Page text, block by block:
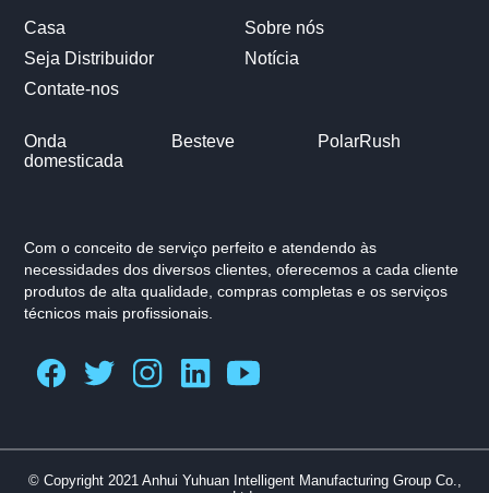
Casa
Sobre nós
Seja Distribuidor
Notícia
Contate-nos
Onda
domesticada
Besteve PolarRush
Com o conceito de serviço perfeito e atendendo às
necessidades dos diversos clientes, oferecemos a cada cliente
produtos de alta qualidade, compras completas e os serviços
técnicos mais profissionais.
© Copyright 2021 Anhui Yuhuan Intelligent Manufacturing Group Co.,